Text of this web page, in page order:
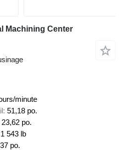
Machining Center
minute
51,18 po.
23,62 po.
1 543 lb
po.